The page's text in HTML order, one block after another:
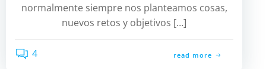
normalmente siempre nos planteamos cosas,
nuevos retos y objetivos […]
4 read more